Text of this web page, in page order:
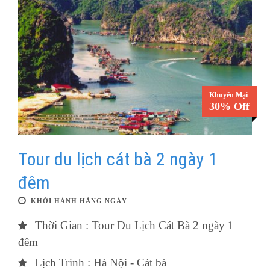
Khuyến Mại
30% Off
Tour du lịch cát bà 2 ngày 1
đêm
KHỞI HÀNH HÀNG NGÀY
Thời Gian : Tour Du Lịch Cát Bà 2 ngày 1
đêm
Lịch Trình : Hà Nội - Cát bà